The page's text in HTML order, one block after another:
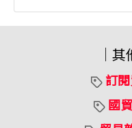
｜
訂
國